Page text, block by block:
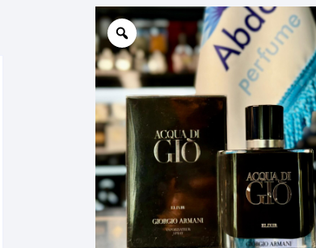
شرکتی اقتصادی (لطافه)
شرکتی اقتصادی (الحمبرا)